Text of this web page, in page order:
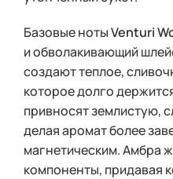
Базовые нотыVenturi
и обволакивающий
создают теплое,
которое долго
привносят землистую,
делая аромат более
магнетическим. Амбра
компоненты, придавая